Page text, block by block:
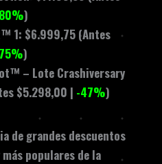
)
1: $6.999,75 (Antes
)
– Lote Crashiversary
$5.298,00 | -47%)
de grandes descuentos
populares de la